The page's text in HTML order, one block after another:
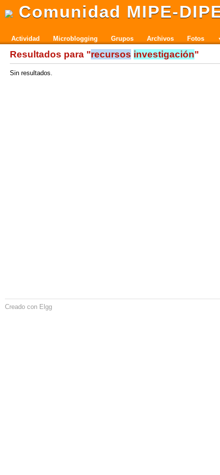
Comunidad MIPE-
Actividad Microblogging Grupos Archivos Fotos
Resultados para "recursos investigación"
Sin resultados.
Creado con Elgg